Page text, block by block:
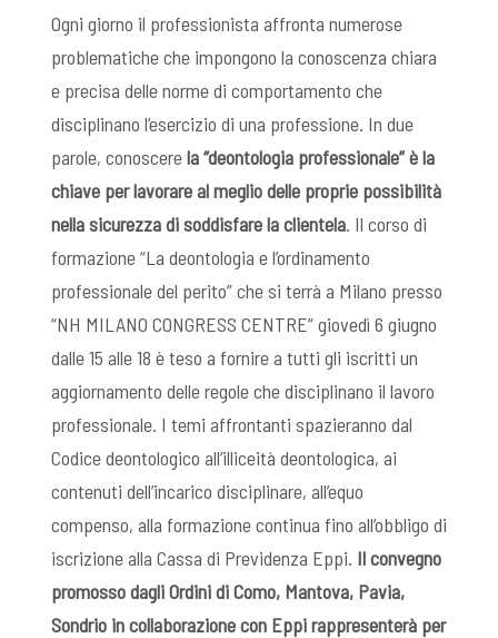
Ogni giorno il professionista affronta numerose
problematiche che impongono la conoscenza chiara
e precisa delle norme di comportamento che
disciplinano l’esercizio di una professione. In due
parole, conoscerela “deontologia professionale” è la
chiave per lavorare al meglio delle proprie possibilità
nella sicurezza di soddisfare la clientela. Il corso di
formazione “La deontologia e l’ordinamento
professionale del perito” che si terrà a Milano presso
“NH MILANO CONGRESS CENTRE” giovedì 6 giugno
dalle 15 alle 18 è teso a fornire a tutti gli iscritti un
aggiornamento delle regole che disciplinano il lavoro
professionale. I temi affrontanti spazieranno dal
Codice deontologico all’illiceità deontologica, ai
contenuti dell’incarico disciplinare, all’equo
compenso, alla formazione continua fino all’obbligo di
iscrizione alla Cassa di Previdenza Eppi. Il convegno
promosso dagli Ordini di Como, Mantova, Pavia,
Sondrio in collaborazione con Eppi rappresenterà per